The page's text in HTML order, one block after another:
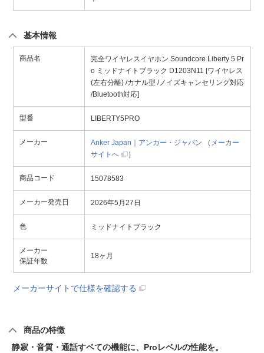
基本情報
商品名
完全ワイヤレスイヤホン Soundcore Liberty 5 Pr
o ミッドナイトブラック D1203N11 [ワイヤレス
(左右分離) /カナル型 /ノイズキャンセリング対応
/Bluetooth対応]
型番 LIBERTY5PRO
メーカー Anker Japan｜アンカー・ジャパン （ メーカー
サイトへ
）
商品コード 15078583
メーカー発売日 2026年5月27日
色 ミッドナイトブラック
メーカー
保証年数
18ヶ月
メーカーサイトで仕様を確認する
商品の特徴
静寂・音質・通話すベての機能に、Proレベルの性能を。